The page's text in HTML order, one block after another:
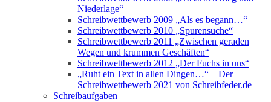
Niederlage“
Schreibwettbewerb 2009 „Als es begann…“
Schreibwettbewerb 2010 „Spurensuche“
Schreibwettbewerb 2011 „Zwischen geraden
Wegen und krummen Geschäften“
Schreibwettbewerb 2012 „Der Fuchs in uns“
„Ruht ein Text in allen Dingen…“ – Der
Schreibwettbewerb 2021 von Schreibfeder.de
Schreibaufgaben